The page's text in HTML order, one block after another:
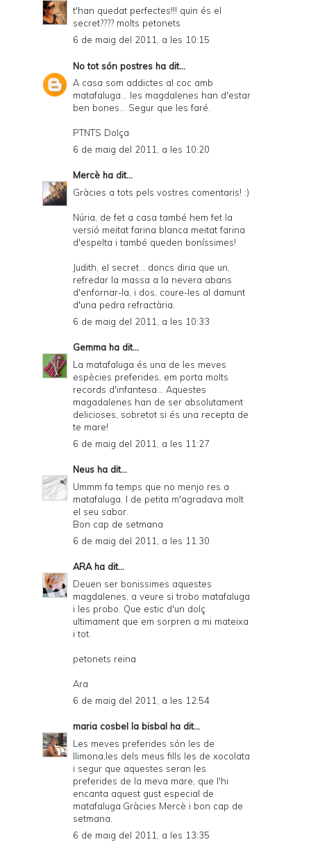
t'han quedat perfectes!!! quin és el
secret???? molts petonets
6 de maig del 2011, a les 10:15
No tot són postres ha dit...
A casa som addictes al coc amb
matafaluga... les magdalenes han d'estar
ben bones... Segur que les faré.
PTNTS Dolça
6 de maig del 2011, a les 10:20
Mercè ha dit...
Gràcies a tots pels vostres comentaris! :)
Núria, de fet a casa també hem fet la
versió meitat farina blanca meitat farina
d'espelta i també queden boníssimes!
Judith, el secret... doncs diria que un,
refredar la massa a la nevera abans
d'enfornar-la, i dos, coure-les al damunt
d'una pedra refractària.
6 de maig del 2011, a les 10:33
Gemma ha dit...
La matafaluga és una de les meves
espècies preferides, em porta molts
records d'infantesa... Aquestes
magadalenes han de ser absolutament
delicioses, sobretot si és una recepta de
te mare!
6 de maig del 2011, a les 11:27
Neus ha dit...
Ummm fa temps que no menjo res a
matafaluga. I de petita m'agradava molt
el seu sabor.
Bon cap de setmana
6 de maig del 2011, a les 11:30
ARAha dit...
Deuen ser bonissimes aquestes
magdalenes, a veure si trobo matafaluga
i les probo. Que estic d'un dolç
ultimament que em sorpren a mi mateixa
i tot.
petonets reina
Ara
6 de maig del 2011, a les 12:54
maria cosbel la bisbal ha dit...
Les meves preferides són les de
llimona,les dels meus fills les de xocolata
i segur que aquestes seran les
preferides de la meva mare, que l'hi
encanta aquest gust especial de
matafaluga.Gràcies Mercè i bon cap de
setmana.
6 de maig del 2011, a les 13:35